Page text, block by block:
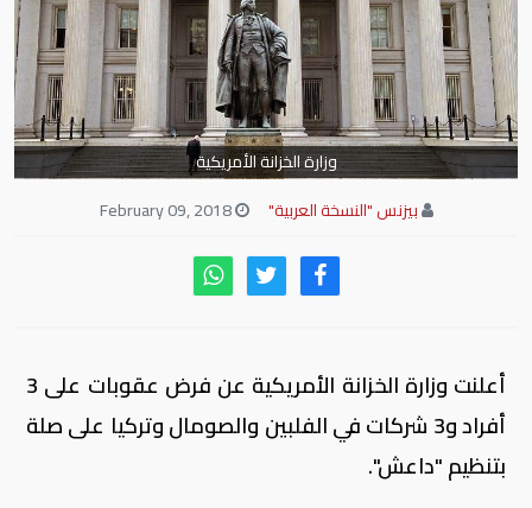
وزارة الخزانة الأمريكية
بيزنس "النسخة العربية"
February 09, 2018
أعلنت وزارة الخزانة الأمريكية عن فرض عقوبات على 3
أفراد و3 شركات في الفلبين والصومال وتركيا على صلة
بتنظيم "داعش".